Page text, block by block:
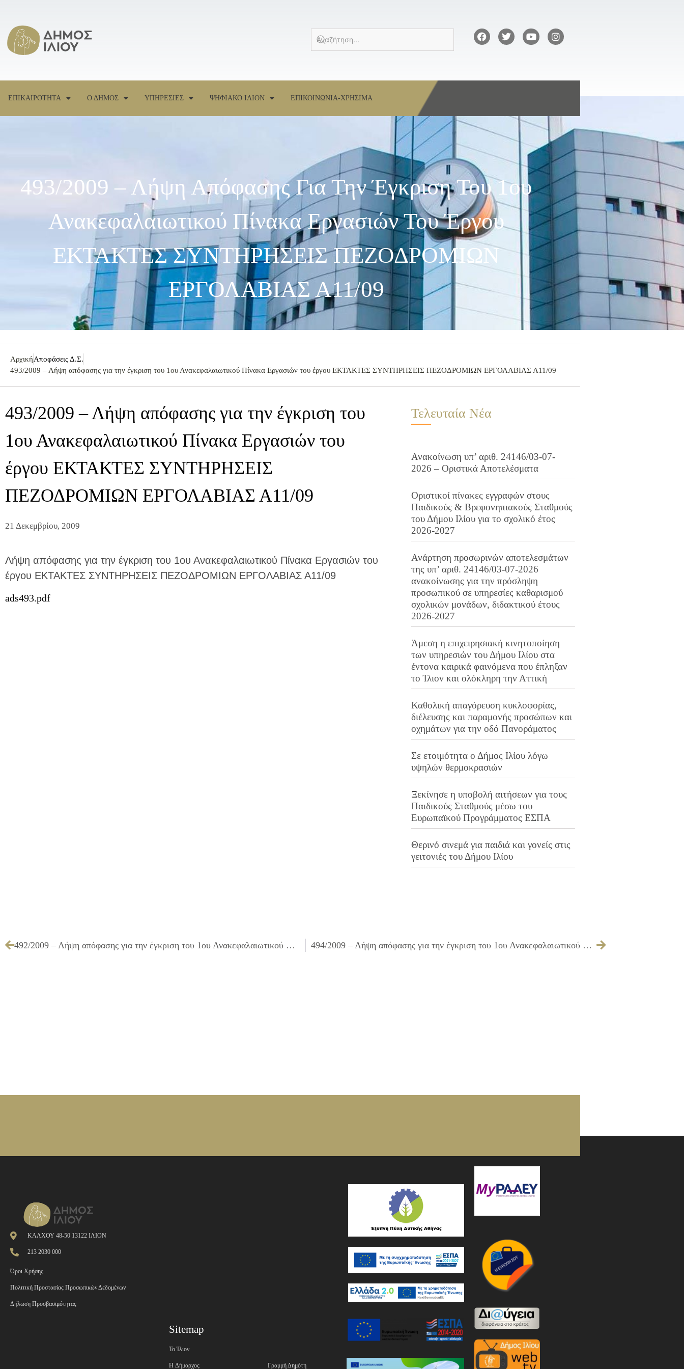
ΕΠΙΚΑΙΡΟΤΗΤΑ Ο ΔΗΜΟΣ ΥΠΗΡΕΣΙΕΣ ΨΗΦΙΑΚΟ ΙΛΙΟΝ ΕΠΙΚΟΙΝΩΝΙΑ-ΧΡΗΣΙΜΑ
493/2009 – Λήψη Απόφασης Για Την Έγκριση Του 1ου
Ανακεφαλαιωτικού Πίνακα Εργασιών Του Έργου
ΕΚΤΑΚΤΕΣ ΣΥΝΤΗΡΗΣΕΙΣ ΠΕΖΟΔΡΟΜΙΩΝ
ΕΡΓΟΛΑΒΙΑΣ Α11/09
ΑρχικήΑποφάσεις Δ.Σ.
493/2009 – Λήψη απόφασης για την έγκριση του 1ου Ανακεφαλαιωτικού Πίνακα Εργασιών του έργου ΕΚΤΑΚΤΕΣ ΣΥΝΤΗΡΗΣΕΙΣ ΠΕΖΟΔΡΟΜΙΩΝ ΕΡΓΟΛΑΒΙΑΣ Α11/09
493/2009 – Λήψη απόφασης για την έγκριση του
1ου Ανακεφαλαιωτικού Πίνακα Εργασιών του
έργου ΕΚΤΑΚΤΕΣ ΣΥΝΤΗΡΗΣΕΙΣ
ΠΕΖΟΔΡΟΜΙΩΝ ΕΡΓΟΛΑΒΙΑΣ Α11/09
21 Δεκεμβρίου, 2009
Λήψη απόφασης για την έγκριση του 1ου Ανακεφαλαιωτικού Πίνακα Εργασιών του
έργου ΕΚΤΑΚΤΕΣ ΣΥΝΤΗΡΗΣΕΙΣ ΠΕΖΟΔΡΟΜΙΩΝ ΕΡΓΟΛΑΒΙΑΣ Α11/09
ads493.pdf
Τελευταία Νέα
Ανακοίνωση υπ’ αριθ. 24146/03-07-
2026 – Οριστικά Αποτελέσματα
Οριστικοί πίνακες εγγραφών στους
Παιδικούς & Βρεφονηπιακούς Σταθμούς
του Δήμου Ιλίου για το σχολικό έτος
2026-2027
Ανάρτηση προσωρινών αποτελεσμάτων
της υπ’ αριθ. 24146/03-07-2026
ανακοίνωσης για την πρόσληψη
προσωπικού σε υπηρεσίες καθαρισμού
σχολικών μονάδων, διδακτικού έτους
2026-2027
Άμεση η επιχειρησιακή κινητοποίηση
των υπηρεσιών του Δήμου Ιλίου στα
έντονα καιρικά φαινόμενα που έπληξαν
το Ίλιον και ολόκληρη την Αττική
Καθολική απαγόρευση κυκλοφορίας,
διέλευσης και παραμονής προσώπων και
οχημάτων για την οδό Πανοράματος
Σε ετοιμότητα ο Δήμος Ιλίου λόγω
υψηλών θερμοκρασιών
Ξεκίνησε η υποβολή αιτήσεων για τους
Παιδικούς Σταθμούς μέσω του
Ευρωπαϊκού Προγράμματος ΕΣΠΑ
Θερινό σινεμά για παιδιά και γονείς στις
γειτονιές του Δήμου Ιλίου
492/2009 – Λήψη απόφασης για την έγκριση του 1ου Ανακεφαλαιωτικού Πίνακα Εργασιών (τελικού – τακτοποιητικού) του έργου ΣΥΝΤΗΡΗΣΗ ΚΤΙΡΙΩΝ ΚΑΙ ΑΥΛΕΙΟΥ ΧΩΡΟΥ ΕΡΓΟΤΑΞΙΟΥ ΤΟΥ ΔΗΜΟΥ ΕΠΙ ΤΗΣ ΟΔΟΥ ΜΠΙΜΠΙΖΑ 1 , ΕΡΓΟΛΑΒΙΑΣ Ζ3/08 494/2009 – Λήψη απόφασης για την έγκριση του 1ου Ανακεφαλαιωτικού Πίνακα (τελικού – τακτοποιητικού) του έργου ΑΝΑΚΑΙΝΙΣΗ ΧΡΩΜΑΤΙΣΜΩΝ ΣΧΟΛΙΚΩΝ ΚΤΙΡΙΩΝ ΕΡΓΟΛΑΒΙΑΣ Δ5/09
ΚΑΛΧΟΥ 48-50 13122 ΙΛΙΟΝ
213 2030 000
Όροι Χρήσης
Πολιτική Προστασίας Προσωπικών Δεδομένων
Δήλωση Προσβασιμότητας
Sitemap
Το Ίλιον
H Δήμαρχος Γραμμή Δημότη